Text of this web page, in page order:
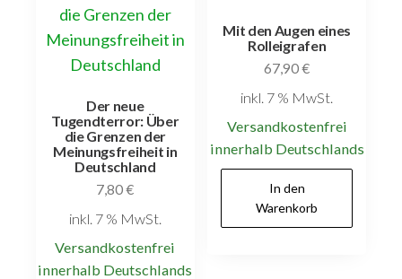
Der neue
Tugendterror: Über
die Grenzen der
Meinungsfreiheit in
Deutschland
7,80€
inkl. 7 % MwSt.
Versandkostenfrei
innerhalb Deutschlands
Mit den Augen eines
Rolleigrafen
67,90€
inkl. 7 % MwSt.
Versandkostenfrei
innerhalb Deutschlands
In den
Warenkorb